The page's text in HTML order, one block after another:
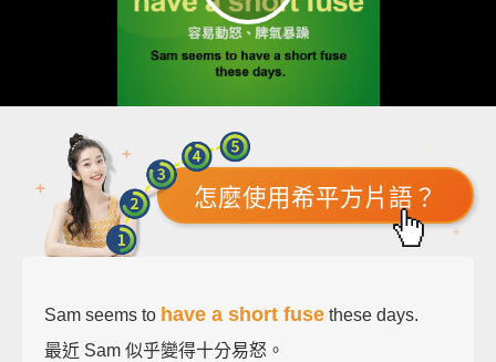
怎麼使用希平方片語？
Sam seems to have a short fuse these days.
最近 Sam 似乎變得十分易怒。